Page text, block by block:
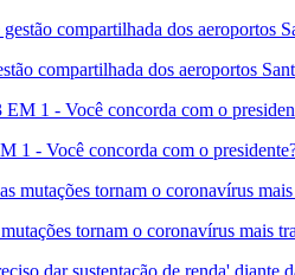
compartilhada dos aeroportos
1 - Você concorda com o
tornam o coronavírus mais